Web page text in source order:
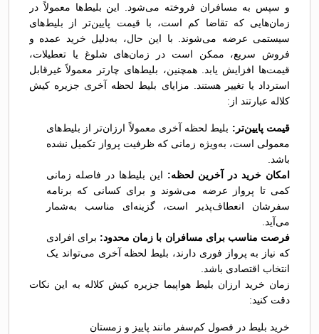
و سپس به مسافران فروخته می‌شود. این بلیط‌ها معمولاً در
زمان‌هایی که تقاضا کم است، با قیمت پایین‌تر از بلیط‌های
سیستمی عرضه می‌شوند. با این حال، به‌دلیل خرید عمده و
فروش سریع، ممکن است در زمان‌های شلوغ یا تعطیلات،
قیمت‌ها افزایش یابد. همچنین، بلیط‌های چارتر معمولاً غیرقابل
استرداد یا تغییر هستند. مزایای بلیط لحظه آخری جزیره کیش
کلاله عبارتند از:
قیمت پایین‌تر: بلیط لحظه آخری معمولاً ارزان‌تر از بلیط‌های
معمولی است، به‌ویژه زمانی که ظرفیت پرواز تکمیل نشده
باشد.
امکان خرید در آخرین لحظه: این بلیط‌ها در فاصله زمانی
کمی تا پرواز عرضه می‌شوند و برای کسانی که برنامه
سفرشان انعطاف‌پذیر است، گزینه‌ای مناسب به‌شمار
می‌آید.
فرصت مناسب برای مسافران با زمان محدود: برای افرادی
که نیاز به پرواز فوری دارند، بلیط لحظه آخری می‌تواند یک
انتخاب اقتصادی باشد.
زمان خرید ارزان بلیط هواپیما جزیره کیش کلاله به این نکات
دقت کنید:
خرید بلیط در فصول کم‌سفر مانند پاییز و زمستان